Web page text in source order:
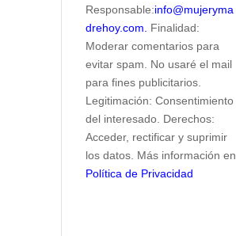
Responsable:info@mujeryma
drehoy.com.
Finalidad:
Moderar comentarios para
evitar spam. No usaré el mail
para fines publicitarios.
Legitimación: Consentimiento
del interesado. Derechos:
Acceder, rectificar y suprimir
los datos. Más información en
Política de Privacidad